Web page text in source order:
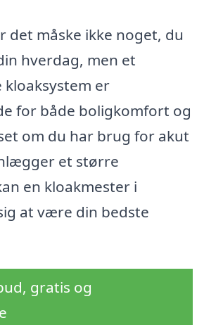
det måske ikke noget, du
hverdag, men et
er
for både boligkomfort og
om du har brug for akut
et større
en kloakmester i
at være din bedste
gratis og